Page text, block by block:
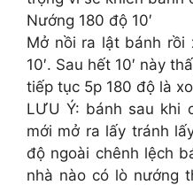
Nướng 180 độ 10′
Mở nồi ra lật bánh
10′. Sau hết 10′ này
tiếp tục 5p 180 độ là
LƯU Ý: bánh sau khi
mới mở ra lấy tránh
độ ngoài chênh lệch
nhà nào có lò nướng